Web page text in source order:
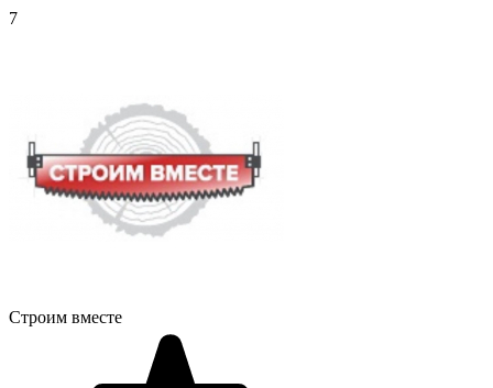
7
Строим вместе